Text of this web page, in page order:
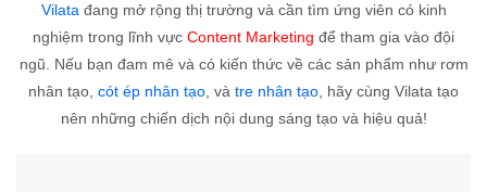
Vilata đang mở rộng thị trường và cần tìm ứng viên có kinh
nghiệm trong lĩnh vực Content Marketing để tham gia vào đội
ngũ. Nếu bạn đam mê và có kiến thức về các sản phẩm như rơm
nhân tạo, cót ép nhân tạo , và tre nhân tạo , hãy cùng Vilata tạo
nên những chiến dịch nội dung sáng tạo và hiệu quả!